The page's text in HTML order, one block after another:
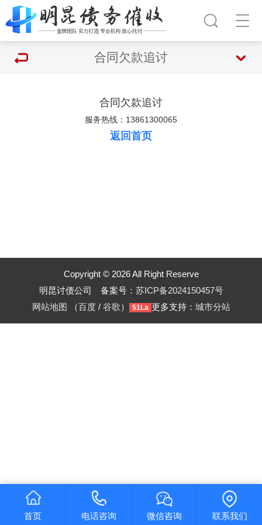
合同欠款追讨
合同欠款追讨
服务热线：13861300065
返回首页
Copyright © 2026 All Right Reserve
明昆讨债公司 备案号： 苏ICP备2024150457号
网站地图 （百度/ 谷歌） 51La 更多支持： 城市分站
首页 电话咨询 微信咨询 联系我们